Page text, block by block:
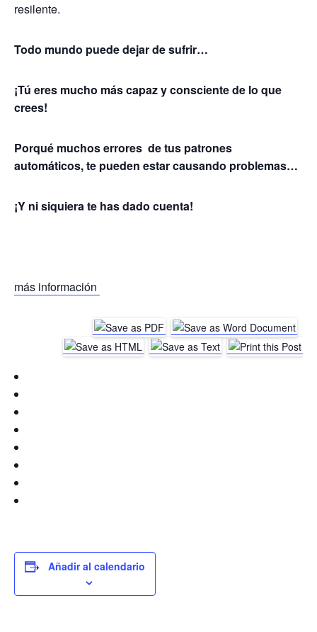
resilente.
Todo mundo puede dejar de sufrir…
¡Tú eres mucho más capaz y consciente de lo que
crees!
Porqué muchos errores de tus patrones
automáticos, te pueden estar causando problemas…
¡Y ni siquiera te has dado cuenta!
más información
Añadir al calendario